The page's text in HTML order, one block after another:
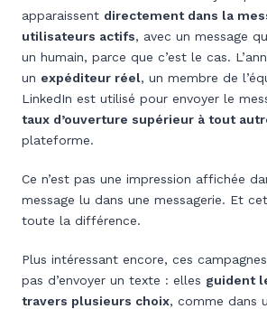
apparaissent directement dans la
utilisateurs actifs, avec un message
un humain, parce que c’est le cas.
un expéditeur réel, un membre de
LinkedIn est utilisé pour envoyer le
taux d’ouverture supérieur à tout
plateforme.
Ce n’est pas une impression affichée
message lu dans une messagerie. Et
toute la différence.
Plus intéressant encore, ces
pas d’envoyer un texte : elles guident
travers plusieurs choix, comme dans